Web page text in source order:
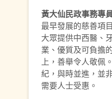
黃大仙民政事務專
最早發展的慈善項
大眾提供中西醫、
業、優質及可負擔
上，善舉令人敬佩
紀，與時並進，並
需要人士受惠。